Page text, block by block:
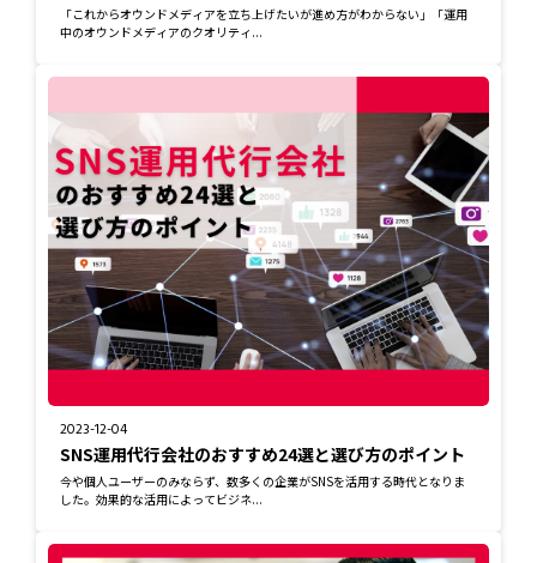
「これからオウンドメディアを立ち上げたいが進め方がわからない」「運用
中のオウンドメディアのクオリティ...
2023-12-04
SNS運用代行会社のおすすめ24選と選び方のポイント
今や個人ユーザーのみならず、数多くの企業がSNSを活用する時代となりま
した。効果的な活用によってビジネ...